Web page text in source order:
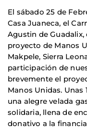
El sábado 25 de
Casa Juaneca, el
Agustin de
proyecto de Manos
Makpele, Sierra
participación de
brevemente el
Manos Unidas.
una alegre velada
solidaria, llena de
donativo a la